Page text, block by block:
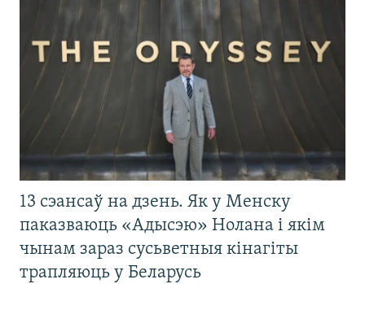
13 сэансаў на дзень. Як у Менску
паказваюць «Адысэю» Нолана і якім
чынам зараз сусьветныя кінагіты
трапляюць у Беларусь